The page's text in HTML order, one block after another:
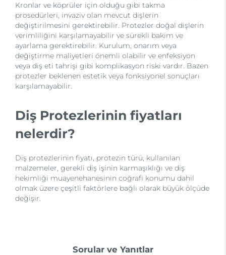
Kronlar ve köprüler için olduğu gibi takma
prosedürleri, invaziv olan mevcut dişlerin
değiştirilmesini gerektirebilir. Protezler doğal dişlerin
verimliliğini karşılamayabilir ve sürekli bakım ve
ayarlama gerektirebilir. Kurulum, onarım veya
değiştirme maliyetleri önemli olabilir ve enfeksiyon
veya diş eti tahrişi gibi komplikasyon riski vardır. Bazen
protezler beklenen estetik veya fonksiyonel sonuçları
karşılamayabilir.
Diş Protezlerinin fiyatları
nelerdir?
Diş protezlerinin fiyatı, protezin türü, kullanılan
malzemeler, gerekli diş işinin karmaşıklığı ve diş
hekimliği muayenehanesinin coğrafi konumu dahil
olmak üzere çeşitli faktörlere bağlı olarak büyük ölçüde
değişir.
Sorular ve Yanıtlar